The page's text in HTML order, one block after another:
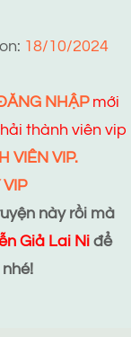
18/10/2024
NHẬPmới
thành viên vip
VIÊN VIP.
này rồi mà
Giả Lai Ni để